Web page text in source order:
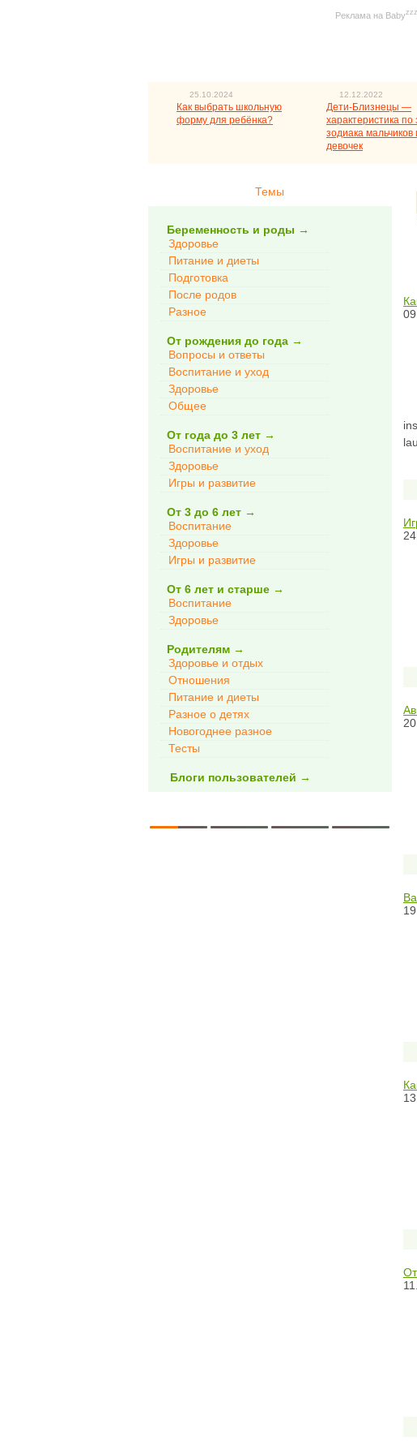
Реклама на Babyzzz
25.10.2024
Как выбрать школьную
форму для ребёнка?
12.12.2022
Дети-Близнецы —
характеристика по
зодиака мальчиков
девочек
Темы
Беременность и роды →
Здоровье
Питание и диеты
Подготовка
После родов
Разное
От рождения до года →
Вопросы и ответы
Воспитание и уход
Здоровье
Общее
От года до 3 лет →
Воспитание и уход
Здоровье
Игры и развитие
От 3 до 6 лет →
Воспитание
Здоровье
Игры и развитие
От 6 лет и старше →
Воспитание
Здоровье
Родителям →
Здоровье и отдых
Отношения
Питание и диеты
Разное о детях
Новогоднее разное
Тесты
Блоги пользователей →